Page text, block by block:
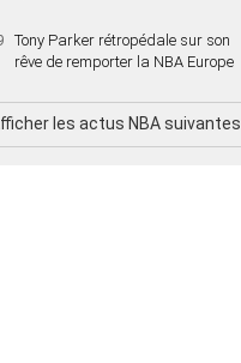
Tony Parker rétropédale sur son
rêve de remporter la NBA Europe
les actus NBA suivantes